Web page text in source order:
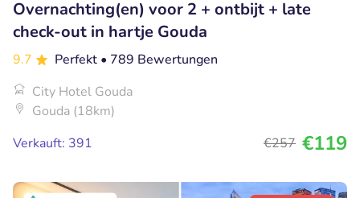
Overnachting(en) voor 2 + ontbijt + late
check-out in hartje Gouda
9.7 Perfekt • 789 Bewertungen
City Hotel Gouda
Gouda (18km)
Verkauft: 391
€257 €119